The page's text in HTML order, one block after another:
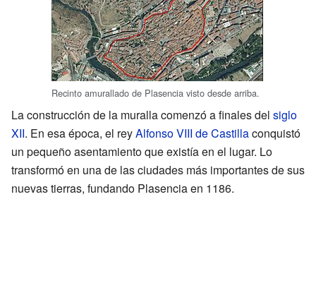
Recinto amurallado de Plasencia visto desde arriba.
La construcción de la muralla comenzó a finales del siglo
XII. En esa época, el reyAlfonso VIII de Castillaconquistó
un pequeño asentamiento que existía en el lugar. Lo
transformó en una de las ciudades más importantes de sus
nuevas tierras, fundando Plasencia en 1186.